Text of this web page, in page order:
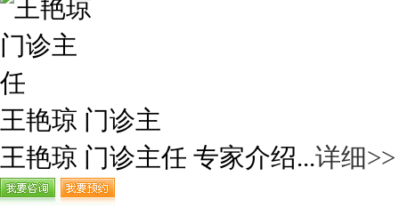
王艳琼 门诊主
王艳琼 门诊主任 专家介绍...详细>>